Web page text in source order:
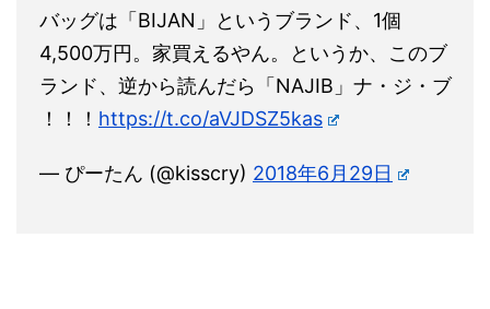
バッグは「BIJAN」というブランド、1個
4,500万円。家買えるやん。というか、このブ
ランド、逆から読んだら「NAJIB」ナ・ジ・ブ
！！！ https://t.co/aVJDSZ5kas
— ぴーたん (@kisscry) 2018年6月29日